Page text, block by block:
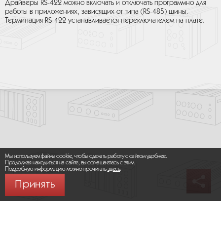
Драйверы RS-422 можно включать и отключать программно для
работы в приложениях, зависящих от типа (RS-485) шины.
Терминация RS-422 устанавливается переключателем на плате.
Мы используем файлы cookie, чтобы сделать работу с сайтом удобнее.
Продолжая находиться на сайте, вы соглашаетесь с этим.
Подробную информацию можно прочитатьздесь.
Принять